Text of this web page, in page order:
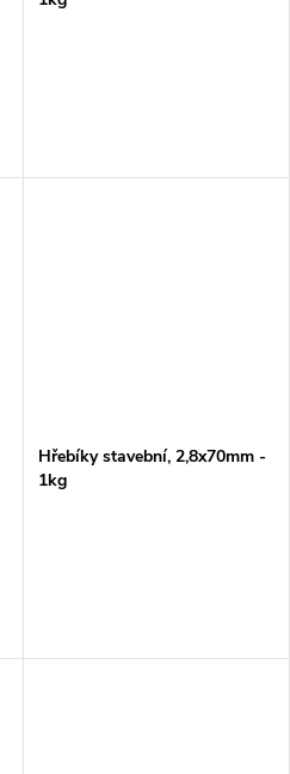
Hřebíky stavební, 2,8x70mm -
1kg